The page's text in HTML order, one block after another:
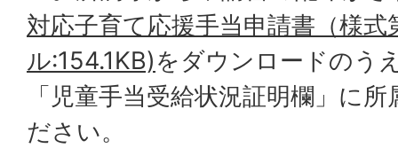
対応子育て応援手当申請書（様
ル:154.1KB)をダウンロードのう
「児童手当受給状況証明欄」に
ださい。